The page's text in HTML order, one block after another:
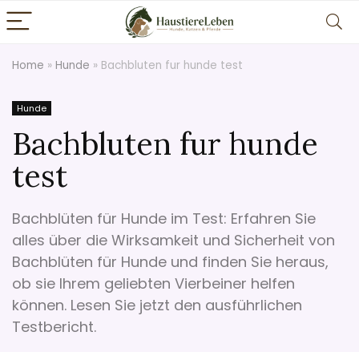
Home » Hunde » Bachbluten fur hunde test
Hunde
Bachbluten fur hunde
test
Bachblüten für Hunde im Test: Erfahren Sie
alles über die Wirksamkeit und Sicherheit von
Bachblüten für Hunde und finden Sie heraus,
ob sie Ihrem geliebten Vierbeiner helfen
können. Lesen Sie jetzt den ausführlichen
Testbericht.